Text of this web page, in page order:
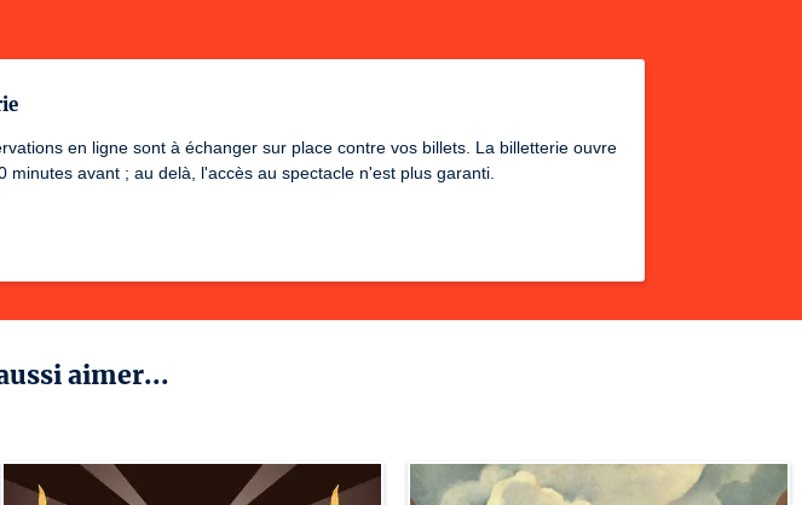
aimer...
en ligne sont à échanger sur place contre vos billets. La billetterie ouvre
avant ; au delà, l'accès au spectacle n'est plus garanti.